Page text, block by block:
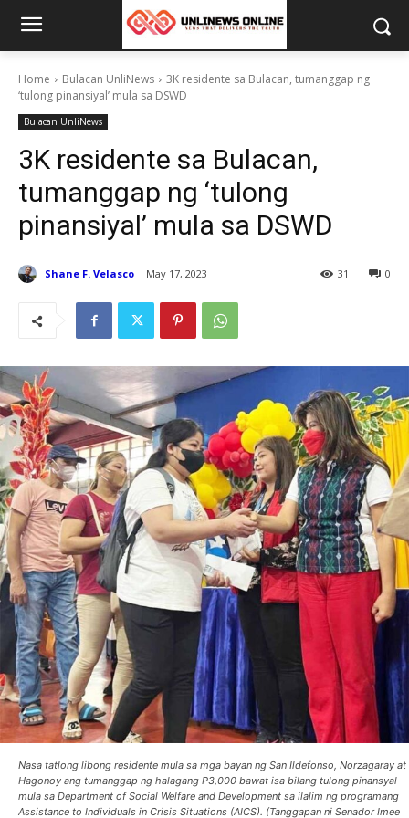
Home Bulacan UnliNews
3K residente sa Bulacan, tumanggap ng
‘tulong pinansiyal’ mula sa DSWD
Bulacan UnliNews
3K residente sa Bulacan,
tumanggap ng ‘tulong
pinansiyal’ mula sa DSWD
Shane F. Velasco May 17, 2023 0
31
Nasa tatlong libong residente mula sa mga bayan ng San Ildefonso, Norzagaray at
Hagonoy ang tumanggap ng halagang P3,000 bawat isa bilang tulong pinansyal
mula sa Department of Social Welfare and Development sa ilalim ng programang
Assistance to Individuals in Crisis Situations (AICS). (Tanggapan ni Senador Imee